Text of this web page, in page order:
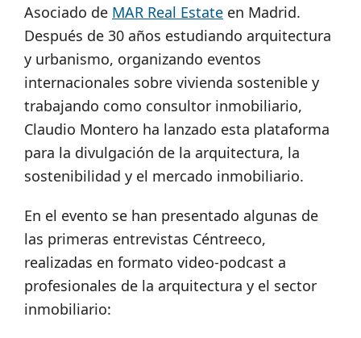
Asociado de MAR Real Estate en Madrid.
Después de 30 años estudiando arquitectura
y urbanismo, organizando eventos
internacionales sobre vivienda sostenible y
trabajando como consultor inmobiliario,
Claudio Montero ha lanzado esta plataforma
para la divulgación de la arquitectura, la
sostenibilidad y el mercado inmobiliario.
En el evento se han presentado algunas de
las primeras entrevistas Céntreeco,
realizadas en formato video-podcast a
profesionales de la arquitectura y el sector
inmobiliario: